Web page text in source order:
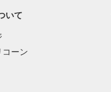
いて
コーン